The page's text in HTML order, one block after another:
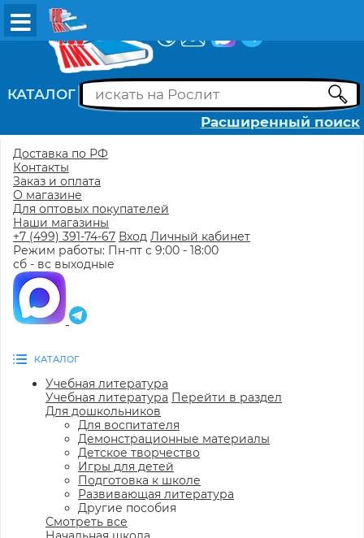
КАТАЛОГ
Расширенный поиск
Доставка по РФ
Контакты
Заказ и оплата
О магазине
Для оптовых покупателей
Наши магазины
+7 (499) 391-74-67 Вход Личный кабинет
Режим работы: Пн-пт с 9:00 - 18:00
сб - вс выходные
КАТАЛОГ
Учебная литература
Учебная литература Перейти в раздел
Для дошкольников
Для воспитателя
Демонстрационные материалы
Детское творчество
Игры для детей
Подготовка к школе
Развивающая литература
Другие пособия
Смотреть все